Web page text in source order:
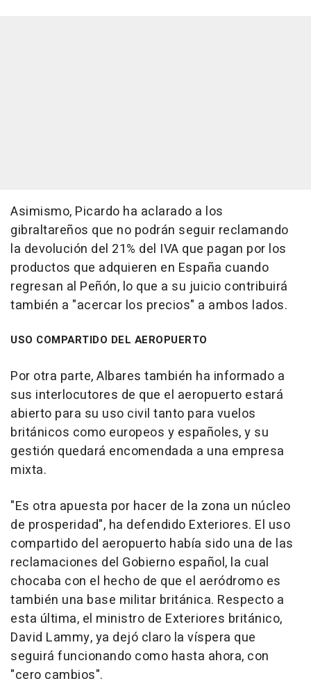
Asimismo, Picardo ha aclarado a los
gibraltareños que no podrán seguir reclamando
la devolución del 21% del IVA que pagan por los
productos que adquieren en España cuando
regresan al Peñón, lo que a su juicio contribuirá
también a "acercar los precios" a ambos lados.
USO COMPARTIDO DEL AEROPUERTO
Por otra parte, Albares también ha informado a
sus interlocutores de que el aeropuerto estará
abierto para su uso civil tanto para vuelos
británicos como europeos y españoles, y su
gestión quedará encomendada a una empresa
mixta.
"Es otra apuesta por hacer de la zona un núcleo
de prosperidad", ha defendido Exteriores. El uso
compartido del aeropuerto había sido una de las
reclamaciones del Gobierno español, la cual
chocaba con el hecho de que el aeródromo es
también una base militar británica. Respecto a
esta última, el ministro de Exteriores británico,
David Lammy, ya dejó claro la víspera que
seguirá funcionando como hasta ahora, con